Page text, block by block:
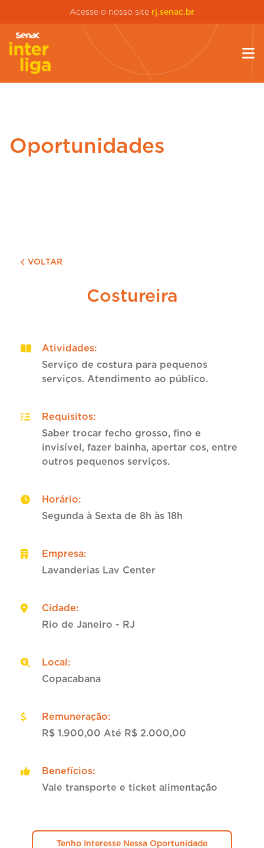
Acesse o nosso site rj.senac.br
Oportunidades
VOLTAR
Costureira
Atividades:
Serviço de costura para pequenos
serviços. Atendimento ao público.
Requisitos:
Saber trocar fecho grosso, fino e
invisível, fazer bainha, apertar cos, entre
outros pequenos serviços.
Horário:
Segunda à Sexta de 8h às 18h
Empresa:
Lavanderias Lav Center
Cidade:
Rio de Janeiro - RJ
Local:
Copacabana
Remuneração:
R$ 1.900,00 Até R$ 2.000,00
Benefícios:
Vale transporte e ticket alimentação
Tenho Interesse Nessa Oportunidade